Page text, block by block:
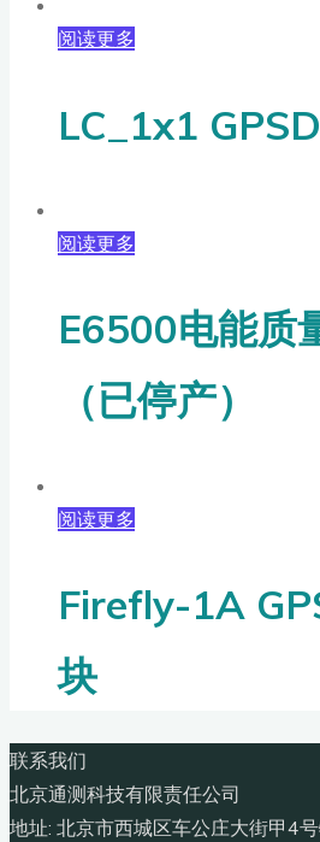
阅读更多
LC_1x1
阅读更多
E6500电能质
（已停产）
阅读更多
Firefly-1A
块
联系我们
北京通测科技有限责任公司
地址: 北京市西城区车公庄大街甲4